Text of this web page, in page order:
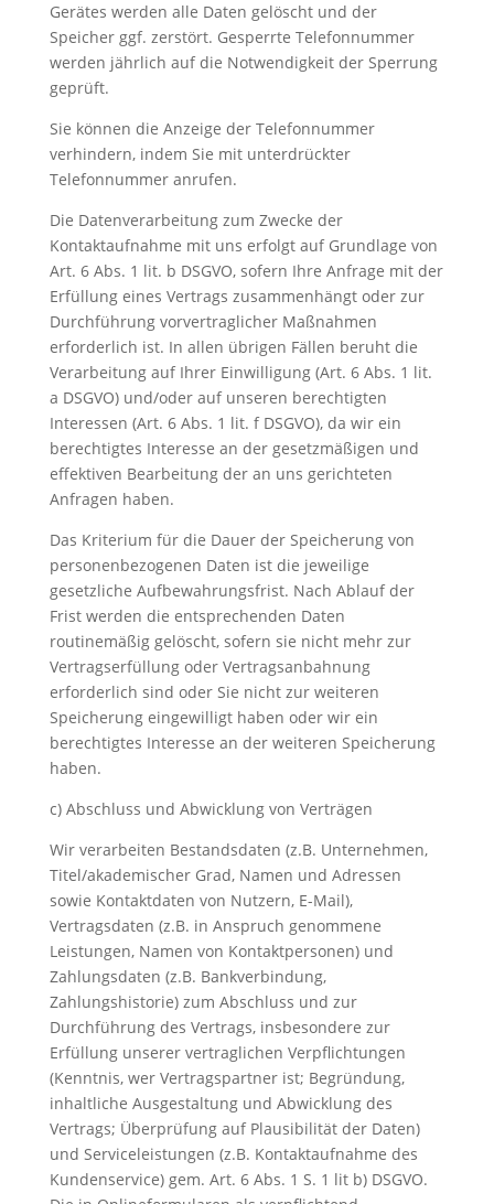
Gerätes werden alle Daten gelöscht und der
Speicher ggf. zerstört. Gesperrte Telefonnummer
werden jährlich auf die Notwendigkeit der Sperrung
geprüft.
Sie können die Anzeige der Telefonnummer
verhindern, indem Sie mit unterdrückter
Telefonnummer anrufen.
Die Datenverarbeitung zum Zwecke der
Kontaktaufnahme mit uns erfolgt auf Grundlage von
Art. 6 Abs. 1 lit. b DSGVO, sofern Ihre Anfrage mit der
Erfüllung eines Vertrags zusammenhängt oder zur
Durchführung vorvertraglicher Maßnahmen
erforderlich ist. In allen übrigen Fällen beruht die
Verarbeitung auf Ihrer Einwilligung (Art. 6 Abs. 1 lit.
a DSGVO) und/oder auf unseren berechtigten
Interessen (Art. 6 Abs. 1 lit. f DSGVO), da wir ein
berechtigtes Interesse an der gesetzmäßigen und
effektiven Bearbeitung der an uns gerichteten
Anfragen haben.
Das Kriterium für die Dauer der Speicherung von
personenbezogenen Daten ist die jeweilige
gesetzliche Aufbewahrungsfrist. Nach Ablauf der
Frist werden die entsprechenden Daten
routinemäßig gelöscht, sofern sie nicht mehr zur
Vertragserfüllung oder Vertragsanbahnung
erforderlich sind oder Sie nicht zur weiteren
Speicherung eingewilligt haben oder wir ein
berechtigtes Interesse an der weiteren Speicherung
haben.
c) Abschluss und Abwicklung von Verträgen
Wir verarbeiten Bestandsdaten (z.B. Unternehmen,
Titel/akademischer Grad, Namen und Adressen
sowie Kontaktdaten von Nutzern, E-Mail),
Vertragsdaten (z.B. in Anspruch genommene
Leistungen, Namen von Kontaktpersonen) und
Zahlungsdaten (z.B. Bankverbindung,
Zahlungshistorie) zum Abschluss und zur
Durchführung des Vertrags, insbesondere zur
Erfüllung unserer vertraglichen Verpflichtungen
(Kenntnis, wer Vertragspartner ist; Begründung,
inhaltliche Ausgestaltung und Abwicklung des
Vertrags; Überprüfung auf Plausibilität der Daten)
und Serviceleistungen (z.B. Kontaktaufnahme des
Kundenservice) gem. Art. 6 Abs. 1 S. 1 lit b) DSGVO.